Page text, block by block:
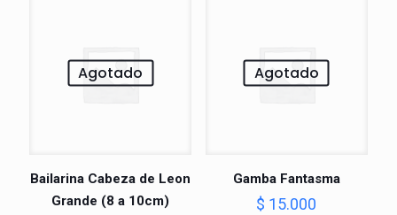
Agotado
Bailarina Cabeza de Leon
Grande (8 a 10cm)
Agotado
Gamba Fantasma
$ 15.000